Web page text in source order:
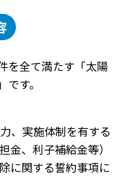
を全て満たす「太陽
す。
、実施体制を有する
金、利子補給金等）
に関する誓約事項に